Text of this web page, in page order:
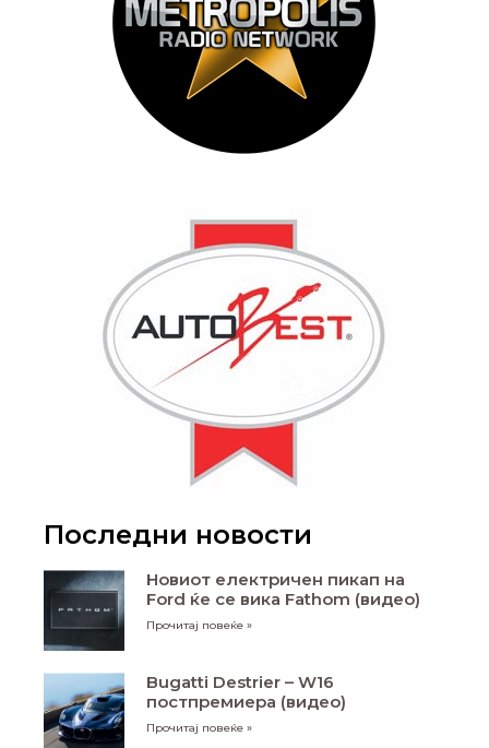
Последни новости
Новиот електричен пикап на
Ford ќе се вика Fathom (видео)
Прочитај повеќе »
Bugatti Destrier – W16
постпремиера (видео)
Прочитај повеќе »